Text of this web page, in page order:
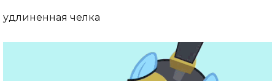
удлиненная челка